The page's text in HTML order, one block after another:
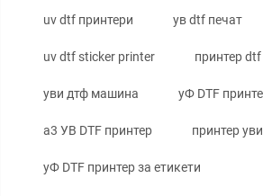
uv dtf принтери ув dtf печат
uv dtf sticker printer принтер
уви дтф машина уФ DTF
a3 УВ DTF принтер принтер
уФ DTF принтер за етикети